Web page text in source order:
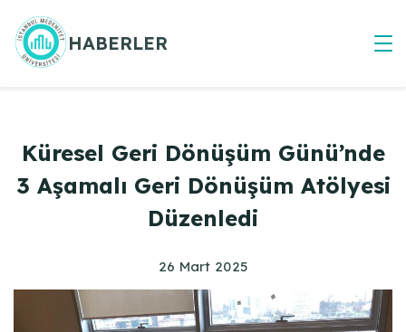
Skip
to
content
HABERLER
Küresel Geri Dönüşüm Günü’nde
3 Aşamalı Geri Dönüşüm Atölyesi
Düzenledi
26 Mart 2025